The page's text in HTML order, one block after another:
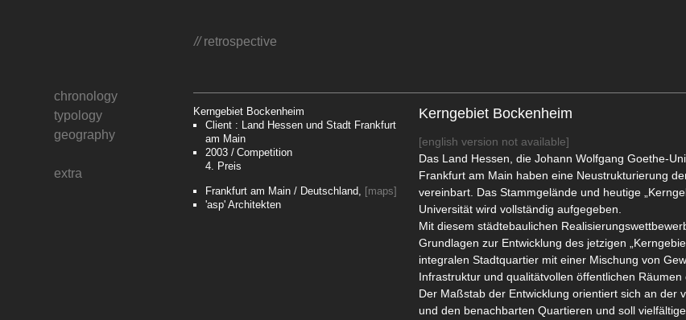
// retrospective
chronology
typology
geography
extra
Kerngebiet Bockenheim
Client : Land Hessen und Stadt Frankfurt
am Main
2003
Competition
4. Preis
Frankfurt am Main / Deutschland, [maps]
'asp' Architekten
Kerngebiet Bockenheim
[english version not available]
Das Land Hessen, die Johann Wolfgang Goethe-
Frankfurt am Main haben eine Neustrukturierung
vereinbart. Das Stammgelände und heutige
Universität wird vollständig aufgegeben.
Mit diesem städtebaulichen
Grundlagen zur Entwicklung des jetzigen
integralen Stadtquartier mit einer Mischung von
Infrastruktur und qualitätvollen öffentlichen Räumen
Der Maßstab der Entwicklung orientiert sich an der
und den benachbarten Quartieren und soll